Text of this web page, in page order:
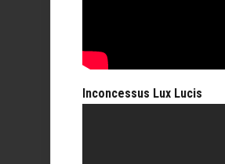
Inconcessus Lux Lucis